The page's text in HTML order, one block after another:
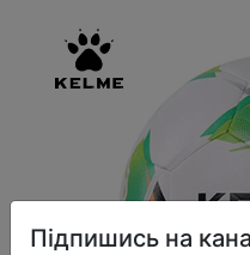
Підпишись на